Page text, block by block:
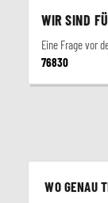
WIR SIND
Eine Frage vor
76830
WO GENAU